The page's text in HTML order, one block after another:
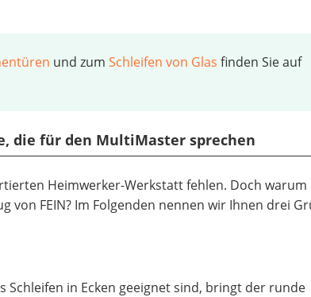
und zumSchleifen von Glas finden Sie auf
die für den MultiMaster sprechen
Heimwerker-Werkstatt fehlen. Doch warum
von FEIN? Im Folgenden nennen wir Ihnen drei
in Ecken geeignet sind, bringt der runde